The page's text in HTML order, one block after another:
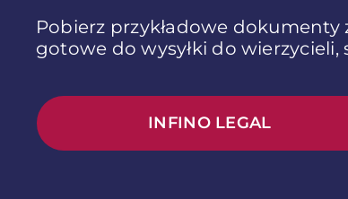
Pobierz przykładowe
gotowe do wysyłki do wierzycieli,
INFINO LEGAL